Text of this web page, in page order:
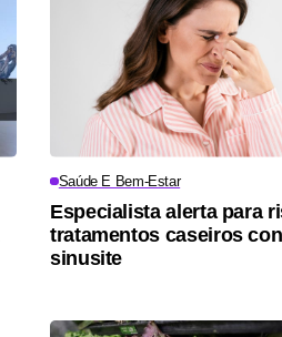
Saúde E Bem-Estar
Especialista alerta para
tratamentos caseiros
sinusite